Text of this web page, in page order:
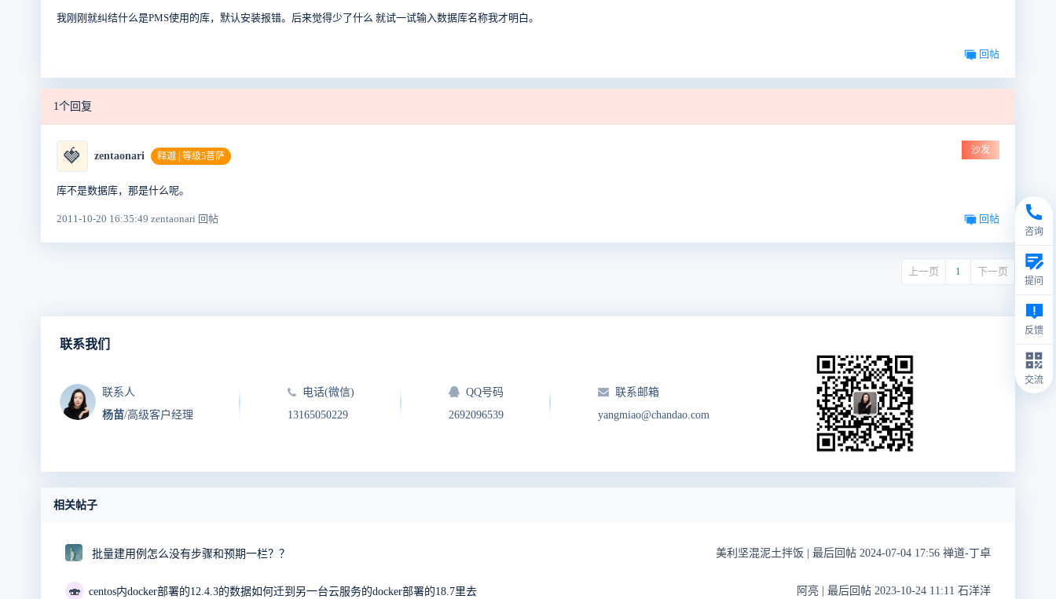
我刚刚就纠结什么是PMS使用的库，默认安装报错。后来觉得少了什么 就试一试输入数据库名称我才明白。
回帖
1个回复
🍓 zentaonari 释迦 | 等级5菩萨
沙发
库不是数据库，那是什么呢。
2011-10-20 16:35:49 zentaonari 回帖 回帖
上一页 1 下一页
联系我们
联系人
杨苗/高级客户经理
电话(微信)
13165050229
QQ号码
2692096539
联系邮箱
yangmiao@chandao.com
相关帖子
批量建用例怎么没有步骤和预期一栏？？ 美利坚混泥土拌饭 最后回帖 2024-07-04 17:56 禅道-丁卓
🍣 centos内docker部署的12.4.3的数据如何迁到另一台云服务的docker部署的18.7里去 阿亮 最后回帖 2023-10-24 11:11 石洋洋
咨询
提问
反馈
交流